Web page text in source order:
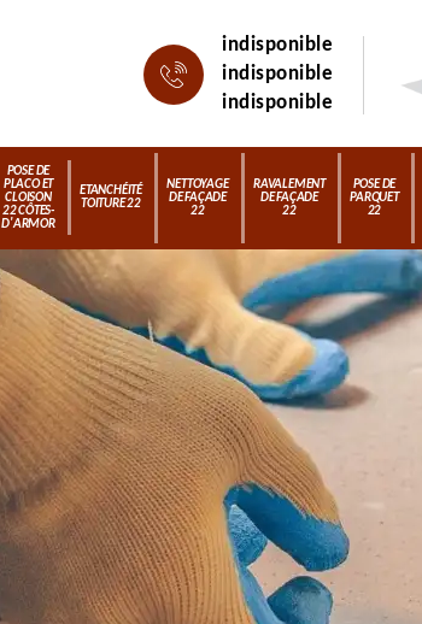
indisponible
indisponible
indisponible
POSE DE
PLACO ET
CLOISON
22 CÔTES-
D'ARMOR
ETANCHÉITÉ
TOITURE 22
NETTOYAGE
DE FAÇADE
22
RAVALEMENT
DE FAÇADE
22
POSE DE
PARQUET
22